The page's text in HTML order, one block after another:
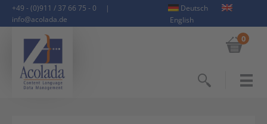
+49 - (0)911 / 37 66 75 - 0
|
info@acolada.de
Deutsch
English
0